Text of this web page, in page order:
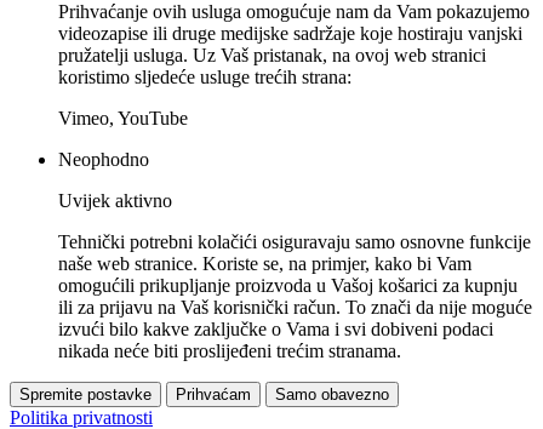
Prihvaćanje ovih usluga omogućuje nam da Vam pokazujemo
videozapise ili druge medijske sadržaje koje hostiraju vanjski
pružatelji usluga. Uz Vaš pristanak, na ovoj web stranici
koristimo sljedeće usluge trećih strana:
Vimeo, YouTube
Neophodno
Uvijek aktivno
Tehnički potrebni kolačići osiguravaju samo osnovne funkcije
naše web stranice. Koriste se, na primjer, kako bi Vam
omogućili prikupljanje proizvoda u Vašoj košarici za kupnju
ili za prijavu na Vaš korisnički račun. To znači da nije moguće
izvući bilo kakve zaključke o Vama i svi dobiveni podaci
nikada neće biti proslijeđeni trećim stranama.
Spremite postavke Prihvaćam Samo obavezno
Politika privatnosti